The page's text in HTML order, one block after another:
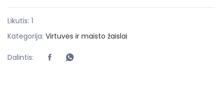
Likutis: 1
Kategorija: Virtuvės ir maisto žaislai
Dalintis: